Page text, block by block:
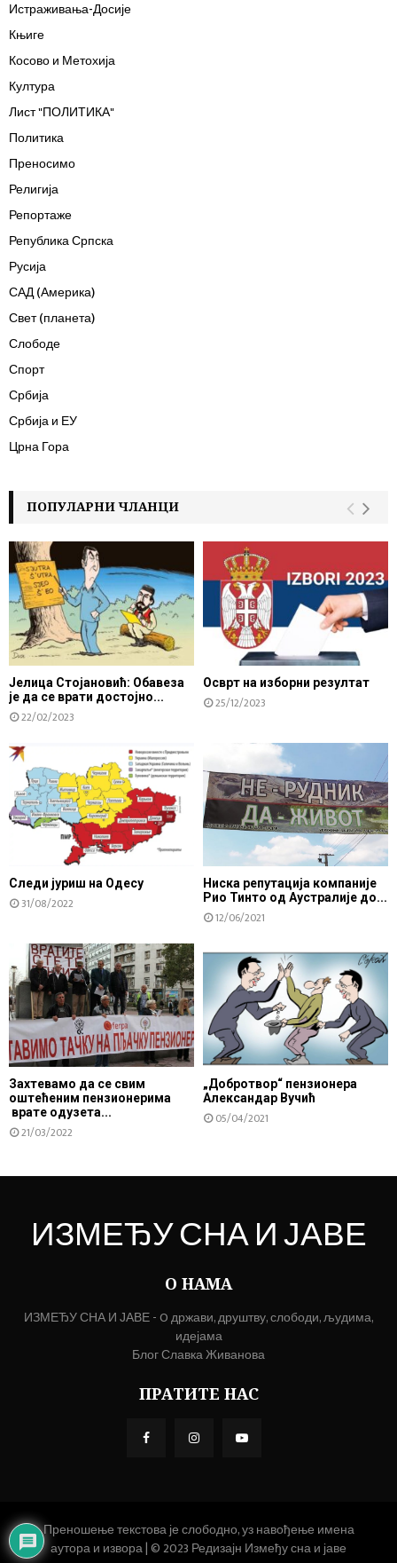
Истраживања-Досије
Књиге
Косово и Метохија
Култура
Лист "ПОЛИТИКА"
Политика
Преносимо
Религија
Репортаже
Република Српска
Русија
САД (Америка)
Свет (планета)
Слободе
Спорт
Србија
Србија и ЕУ
Црна Гора
ПОПУЛАРНИ ЧЛАНЦИ
Јелица Стојановић: Обавеза
је да се врати достојно...
22/02/2023
Осврт на изборни резултат
25/12/2023
Следи јуриш на Одесу
31/08/2022
Ниска репутација компаније
Рио Тинто од Аустралије до...
12/06/2021
Захтевамо да се свим
оштећеним пензионерима
врате одузета...
21/03/2022
„Добротвор“ пензионера
Александар Вучић
05/04/2021
ИЗМЕЂУ СНА И ЈАВЕ
О НАМА
ИЗМЕЂУ СНА И ЈАВЕ - O држави, друштву, слободи, људима,
идејама
Блог Славка Живанова
ПРАТИТЕ НАС
Преношење текстова је слободно, уз навођење имена
аутора и извора | © 2023 Редизајн Између сна и јаве